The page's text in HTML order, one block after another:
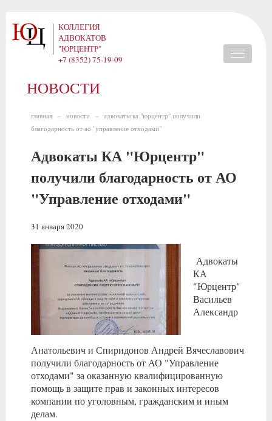
основному
КОЛЛЕГИЯ
АДВОКАТОВ
"ЮРЦЕНТР"
+7 (8352) 75-19-09
Основная
навигация
ПРАКТИКИ
СТАТЬИ
НОВОСТИ
Строка
навигации
главная новости
адвокаты ка "юрцентр" получили
благодарность от ао "управление отходами"
Адвокаты КА "Юрцентр"
получили благодарность от АО
"Управление отходами"
31 января 2020
Адвокаты
КА
"Юрцентр"
Васильев
Александр
Анатольевич и Спиридонов Андрей Вячеславович
получили благодарность от АО "Управление
отходами" за оказанную квалифицированную
помощь в защите прав и законных интересов
компании по уголовным, гражданским и иным
делам.